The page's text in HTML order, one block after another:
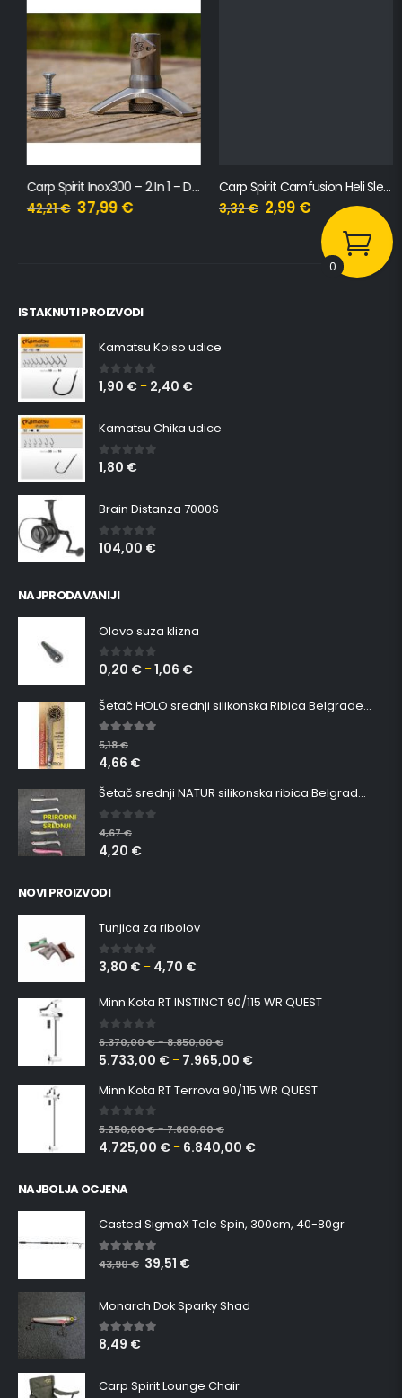
Carp Spirit Inox300 – 2 In 1 – Deck Stand & Anti Twist Collar
42,21€ 37,99€
Carp Spirit Camfusion Heli Sleeves & Beads
3,32€ 2,99€
ISTAKNUTI PROIZVODI
Kamatsu Koiso udice
0 out of 5
1,90 € – 2,40 €
Kamatsu Chika udice
0 out of 5
1,80 €
Brain Distanza 7000S
0out of 5
104,00 €
NAJPRODAVANIJI
Olovo suza klizna
0 out of 5
0,20 € –1,06 €
Šetač HOLO srednji silikonska Ribica Belgrade Walker
5.00out of 5
5,18€
4,66 €
Šetač srednji NATUR silikonska ribica Belgrade Walker
0 out of 5
4,67€
4,20 €
NOVI PROIZVODI
Tunjica za ribolov
0 out of 5
3,80 € – 4,70 €
Minn Kota RT INSTINCT 90/115 WR QUEST
0 out of 5
6.370,00€–8.850,00€
5.733,00 € – 7.965,00 €
Minn Kota RT Terrova 90/115 WR QUEST
0 out of 5
5.250,00€–7.600,00€
4.725,00 € – 6.840,00 €
NAJBOLJA OCJENA
Casted SigmaX Tele Spin, 300cm, 40-80gr
5.00 out of 5
43,90€ 39,51 €
Monarch Dok Sparky Shad
5.00 out of 5
8,49 €
Carp Spirit Lounge Chair
0